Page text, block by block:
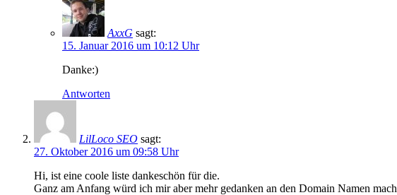
AxxG sagt:
15. Januar 2016 um 10:12 Uhr
Danke:)
Antworten
LilLoco SEO sagt:
27. Oktober 2016 um 09:58 Uhr
Hi, ist eine coole liste dankeschön für die.
Ganz am Anfang würd ich mir aber mehr gedanken an den Domain Namen